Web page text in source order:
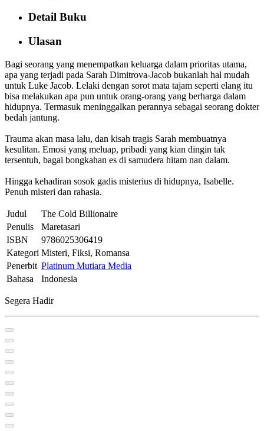
Detail Buku
Ulasan
Bagi seorang yang menempatkan keluarga dalam prioritas utama,
apa yang terjadi pada Sarah Dimitrova-Jacob bukanlah hal mudah
untuk Luke Jacob. Lelaki dengan sorot mata tajam seperti elang itu
bisa melakukan apa pun untuk orang-orang yang berharga dalam
hidupnya. Termasuk meninggalkan perannya sebagai seorang dokter
bedah jantung.
Trauma akan masa lalu, dan kisah tragis Sarah membuatnya
kesulitan. Emosi yang meluap, pribadi yang kian dingin tak
tersentuh, bagai bongkahan es di samudera hitam nan dalam.
Hingga kehadiran sosok gadis misterius di hidupnya, Isabelle.
Penuh misteri dan rahasia.
Judul
The Cold Billionaire
Penulis
Maretasari
ISBN
9786025306419
Kategori Misteri, Fiksi, Romansa
Penerbit Platinum Mutiara Media
Bahasa
Indonesia
Segera Hadir